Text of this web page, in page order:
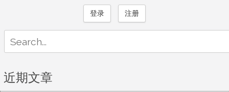
登录 注册
for:
近期文章